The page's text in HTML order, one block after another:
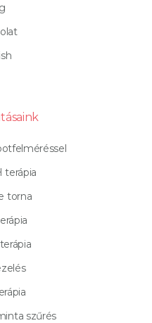
terápia
torna
szűrés